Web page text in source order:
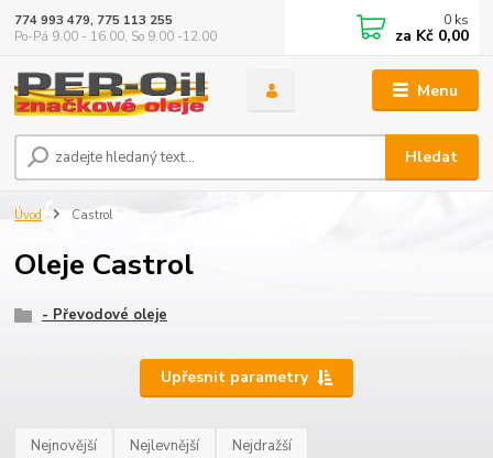
Menu
Hledat
774 993 479, 775 113 255
Po-Pá 9.00 - 16.00, So 9.00 -12.00
0 ks
za Kč 0,00
Úvod Castrol
Oleje Castrol
- Převodové oleje
Upřesnit parametry
Nejnovější Nejlevnější Nejdražší